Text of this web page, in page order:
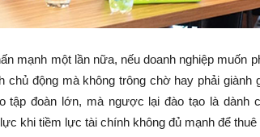
mạnh một lần nữa, nếu doanh nghiệp muốn
chủ động mà không trông chờ hay phải
tập đoàn lớn, mà ngược lại đào tạo là dành
khi tiềm lực tài chính không đủ mạnh để